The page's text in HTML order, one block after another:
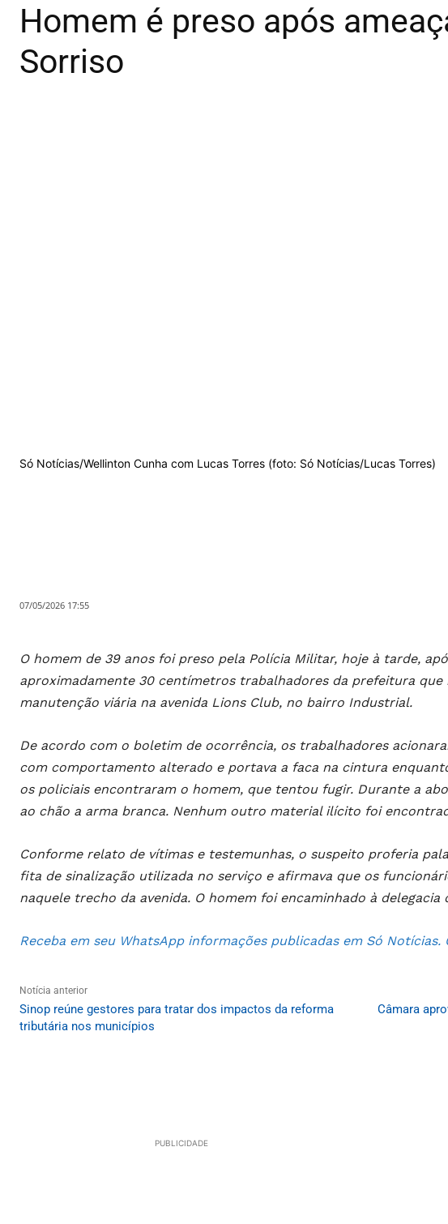
Homem é preso após
Sorriso
Só Notícias/Wellinton Cunha com Lucas Torres (foto: Só Notícias/Lucas Torres)
07/05/2026 17:55
O homem de 39 anos foi preso pela Polícia Militar, hoje à tarde,
aproximadamente 30 centímetros trabalhadores da prefeitura que
manutenção viária na avenida Lions Club, no bairro Industrial.
De acordo com o boletim de ocorrência, os trabalhadores
com comportamento alterado e portava a faca na cintura
os policiais encontraram o homem, que tentou fugir. Durante a
ao chão a arma branca. Nenhum outro material ilícito foi
Conforme relato de vítimas e testemunhas, o suspeito proferia
fita de sinalização utilizada no serviço e afirmava que os
naquele trecho da avenida. O homem foi encaminhado à delegacia
Receba em seu WhatsApp informações publicadas em Só Notícias.
Notícia anterior
Sinop reúne gestores para tratar dos impactos da reforma
tributária nos municípios
Câmara
PUBLICIDADE